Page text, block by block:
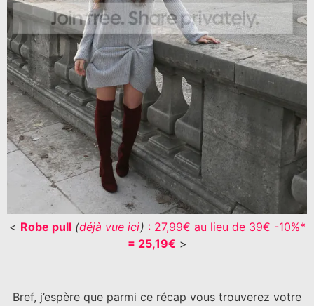
< Robe pull (déjà vue ici) : 27,99€ au lieu de 39€ -10%*
= 25,19€ >
Bref, j’espère que parmi ce récap vous trouverez votre